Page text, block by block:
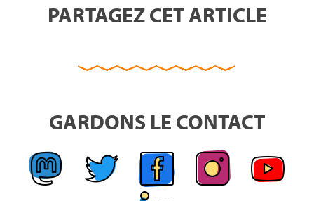
PARTAGEZ CET ARTICLE
GARDONS LE CONTACT